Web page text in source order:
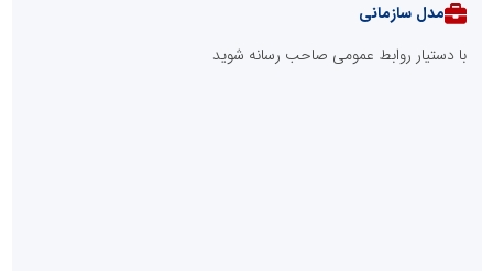
مدل سازمانی
با دستیار روابط عمومی صاحب رسانه شوید